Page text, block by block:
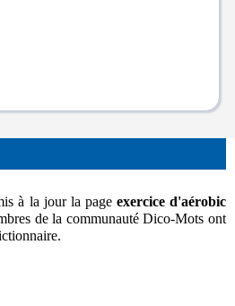
à la jour la page exercice d'aérobic
de la communauté Dico-Mots ont